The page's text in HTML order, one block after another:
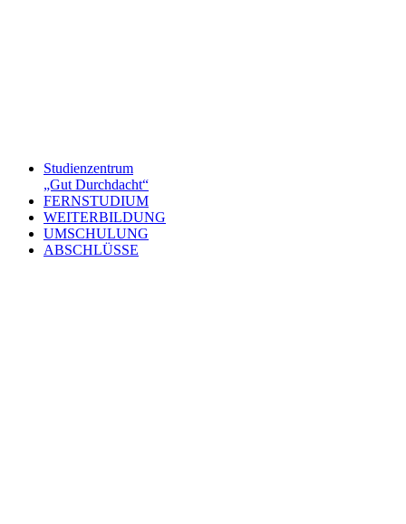
Studienzentrum
„Gut Durchdacht“
FERNSTUDIUM
WEITERBILDUNG
UMSCHULUNG
ABSCHLÜSSE